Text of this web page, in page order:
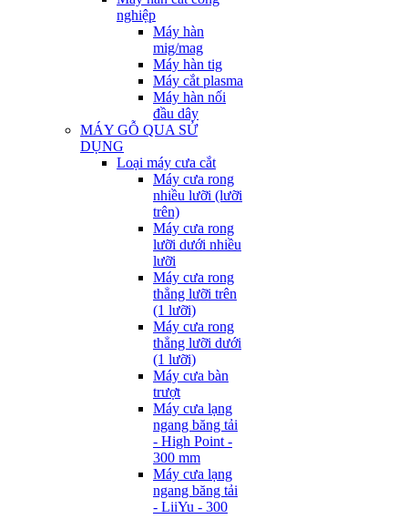
nghiệp
Máy hàn
mig/mag
Máy hàn tig
Máy cắt plasma
Máy hàn nối
đầu dây
MÁY GỖ QUA SỬ
DỤNG
Loại máy cưa cắt
Máy cưa rong
nhiều lưỡi (lưỡi
trên)
Máy cưa rong
lưỡi dưới nhiều
lưỡi
Máy cưa rong
thẳng lưỡi trên
(1 lưỡi)
Máy cưa rong
thẳng lưỡi dưới
(1 lưỡi)
Máy cưa bàn
trượt
Máy cưa lạng
ngang băng tải
- High Point -
300 mm
Máy cưa lạng
ngang băng tải
- LiiYu - 300